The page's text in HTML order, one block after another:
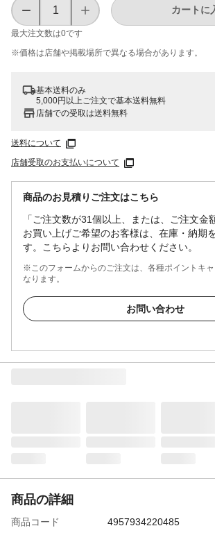
最大注文数は0です
カートに
※価格は​店舗や​掲載場所で​異なる​場合が​あります。
基本送料のみ
5,000円以上ご注文で基本送料無料
店舗での受取は送料無料
送料について
店舗受取のお支払いについて
商品のお見積りご注文はこちら
「ご注文数が31個以上、または、ご注文金
お買い上げご希望のお客様は、在庫・納期
す。こちらよりお問い合わせください。
※このフォームからのご注文は、各種ポイントキャ
なります。
お問い合わせ
商品の詳細
商品コード
4957934220485